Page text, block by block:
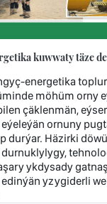
kuwwaty täze
energetika
möhüm orny
çäklenmän,
ornuny
durýar. Häzirki
ykdysady
yzygiderli